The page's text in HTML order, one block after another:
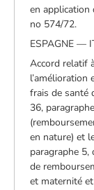
en application
no 574/72.
ESPAGNE —
Accord relatif
frais de santé
36,
en nature) et
paragraphe 5,
de
et maternité